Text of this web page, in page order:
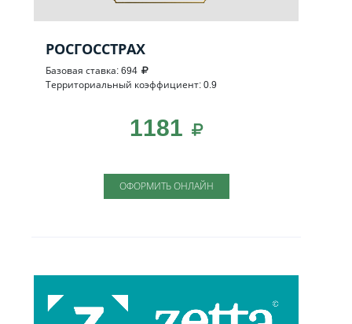
РОСГОССТРАХ
Базовая ставка: 694
Территориальный коэффициент: 0.9
1181
ОФОРМИТЬ ОНЛАЙН